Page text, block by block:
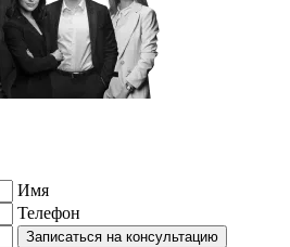
Имя
Телефон
Записаться на консультацию